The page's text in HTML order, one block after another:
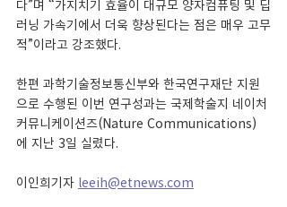
다”며 “가지치기 효율이 대규모 양자컴퓨팅 및 딥
러닝 가속기에서 더욱 향상된다는 점은 매우 고무
적”이라고 강조했다.
한편 과학기술정보통신부와 한국연구재단 지원
으로 수행된 이번 연구성과는 국제학술지 네이처
커뮤니케이션즈(Nature Communications)
에 지난 3일 실렸다.
이인희기자 leeih@etnews.com